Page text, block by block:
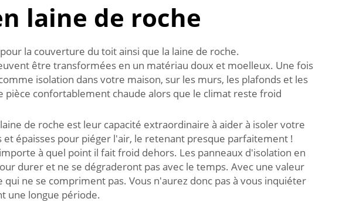
laine de roche
la couverture du toit ainsi que la laine de roche.
être transformées en un matériau doux et moelleux. Une fois
isolation dans votre maison, sur les murs, les plafonds et les
confortablement chaude alors que le climat reste froid
de roche est leur capacité extraordinaire à aider à isoler votre
épaisses pour piéger l'air, le retenant presque parfaitement !
à quel point il fait froid dehors. Les panneaux d'isolation en
durer et ne se dégraderont pas avec le temps. Avec une valeur
ne se compriment pas. Vous n'aurez donc pas à vous inquiéter
une longue période.